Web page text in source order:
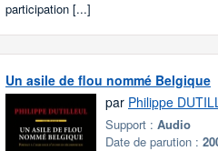
participation [...]
Un asile de flou nommé Belgique
par Philippe
Support : Audio
Date de parution :